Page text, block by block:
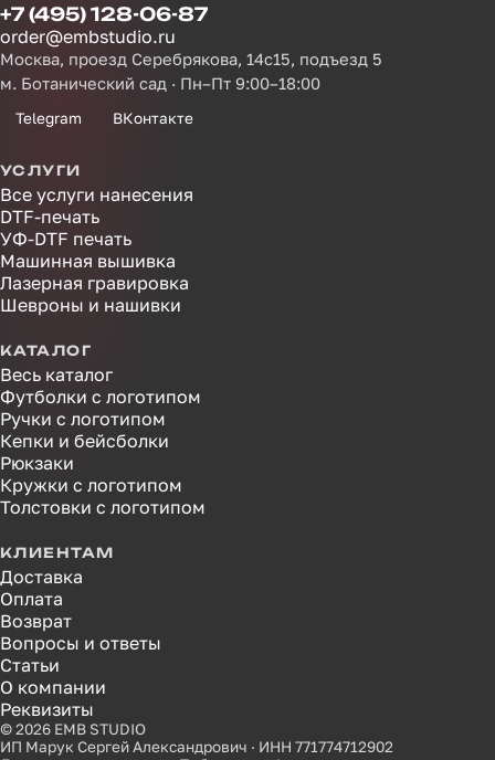
+7 (495) 128-06-87
order@embstudio.ru
Москва, проезд Серебрякова, 14с15, подъезд 5
м. Ботанический сад · Пн–Пт 9:00–18:00
Telegram ВКонтакте
УСЛУГИ
Все услуги нанесения
DTF-печать
УФ-DTF печать
Машинная вышивка
Лазерная гравировка
Шевроны и нашивки
КАТАЛОГ
Весь каталог
Футболки с логотипом
Ручки с логотипом
Кепки и бейсболки
Рюкзаки
Кружки с логотипом
Толстовки с логотипом
КЛИЕНТАМ
Доставка
Оплата
Возврат
Вопросы и ответы
Статьи
О компании
Реквизиты
© 2026 EMB STUDIO
ИП Марук Сергей Александрович · ИНН 771774712902